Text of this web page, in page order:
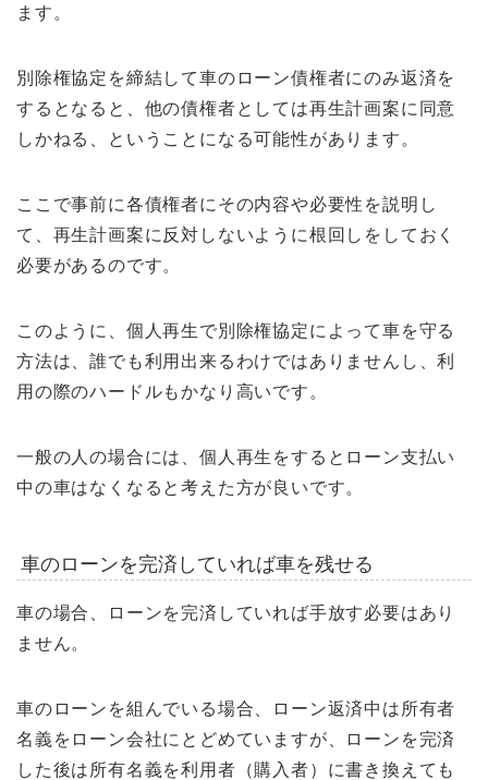
ます。
別除権協定を締結して車のローン債権者にのみ返済を
するとなると、他の債権者としては再生計画案に同意
しかねる、ということになる可能性があります。
ここで事前に各債権者にその内容や必要性を説明し
て、再生計画案に反対しないように根回しをしておく
必要があるのです。
このように、個人再生で別除権協定によって車を守る
方法は、誰でも利用出来るわけではありませんし、利
用の際のハードルもかなり高いです。
一般の人の場合には、個人再生をするとローン支払い
中の車はなくなると考えた方が良いです。
車のローンを完済していれば車を残せる
車の場合、ローンを完済していれば手放す必要はあり
ません。
車のローンを組んでいる場合、ローン返済中は所有者
名義をローン会社にとどめていますが、ローンを完済
した後は所有名義を利用者（購入者）に書き換えても